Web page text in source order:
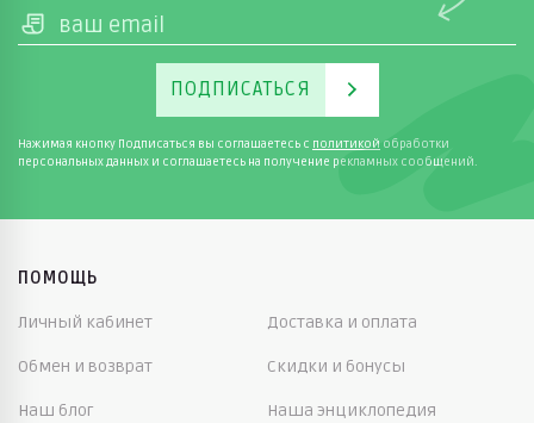
ПОДПИСАТЬСЯ
Нажимая кнопку Подписаться вы соглашаетесь с политикой обработки
персональных данных и соглашаетесь на получение рекламных сообщений.
ПОМОЩЬ
Личный кабинет Доставка и оплата
Обмен и возврат Скидки и бонусы
Наш блог Наша энциклопедия